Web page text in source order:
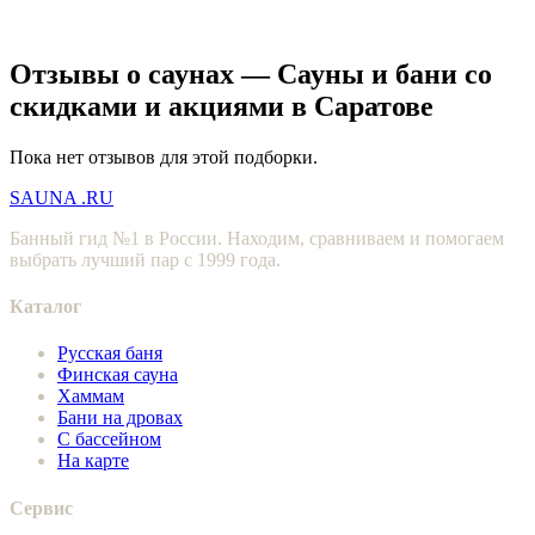
Отзывы о саунах — Сауны и бани со
скидками и акциями в Саратове
Пока нет отзывов для этой подборки.
SAUNA .RU
Банный гид №1 в России. Находим, сравниваем и помогаем
выбрать лучший пар с 1999 года.
Каталог
Русская баня
Финская сауна
Хаммам
Бани на дровах
С бассейном
На карте
Сервис